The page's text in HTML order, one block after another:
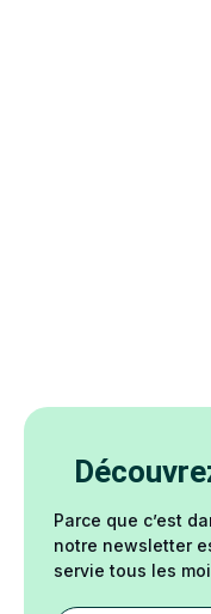
Parce que c’est
notre newsletter
servie tous les